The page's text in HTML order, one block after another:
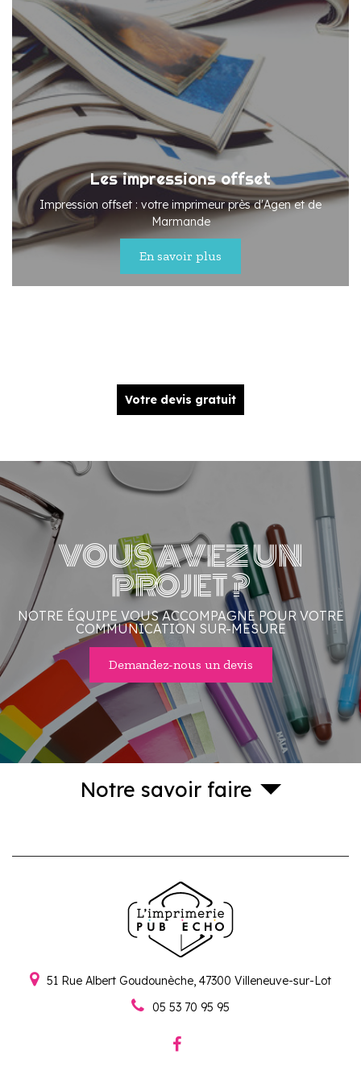
Les impressions offset
Impression offset : votre imprimeur près d'Agen et de
Marmande
En savoir plus
Votre devis gratuit
VOUS AVEZ UN
PROJET ?
NOTRE ÉQUIPE VOUS ACCOMPAGNE POUR VOTRE
COMMUNICATION SUR-MESURE
Demandez-nous un devis
Notre savoir faire
51 Rue Albert Goudounèche, 47300 Villeneuve-sur-Lot
05 53 70 95 95